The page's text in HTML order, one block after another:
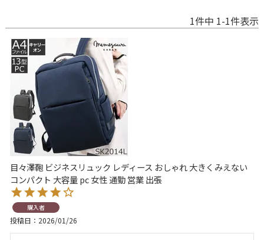
1件中 1-1件表示
目々澤鞄 ビジネスリュック レディース おしゃれ 大きくみえない
コンパクト 大容量 pc 女性 通勤 営業 出張
購入者
投稿日 2026/01/26